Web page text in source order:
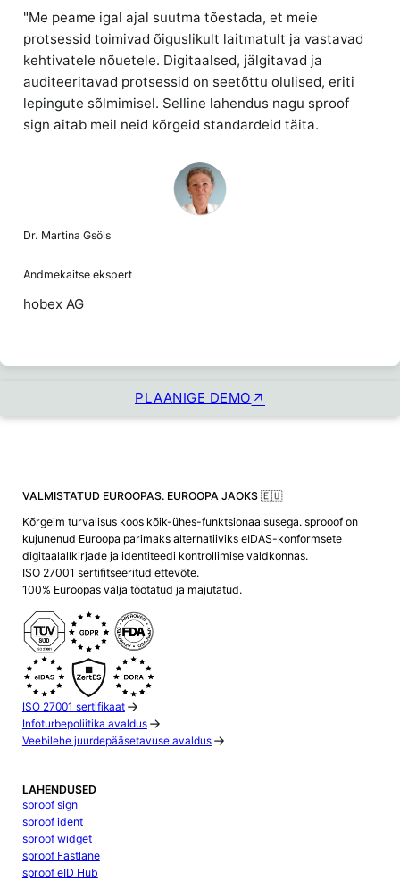
"Me peame igal ajal suutma tõestada, et meie
protsessid toimivad õiguslikult laitmatult ja vastavad
kehtivatele nõuetele. Digitaalsed, jälgitavad ja
auditeeritavad protsessid on seetõttu olulised, eriti
lepingute sõlmimisel. Selline lahendus nagu sproof
sign aitab meil neid kõrgeid standardeid täita.
Dr. Martina Gsöls
Andmekaitse ekspert
hobex AG
PLAANIGE DEMO
VALMISTATUD EUROOPAS. EUROOPA JAOKS 🇪🇺
Kõrgeim turvalisus koos kõik-ühes-funktsionaalsusega. sprooof on
kujunenud Euroopa parimaks alternatiiviks eIDAS-konformsete
digitaalallkirjade ja identiteedi kontrollimise valdkonnas.
ISO 27001 sertifitseeritud ettevõte.
100% Euroopas välja töötatud ja majutatud.
ISO 27001 sertifikaat
Infoturbepoliitika avaldus
Veebilehe juurdepääsetavuse avaldus
LAHENDUSED
sproof sign
sproof ident
sproof widget
sproof Fastlane
sproof eID Hub